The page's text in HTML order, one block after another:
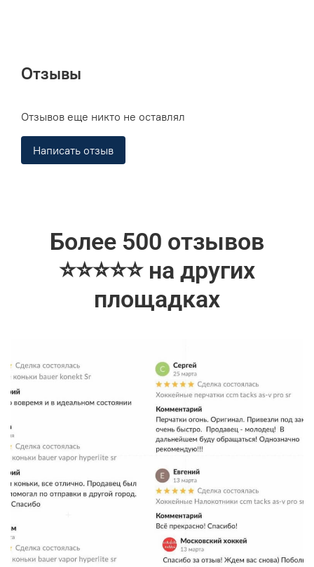
Защита шеи:
Отзывы
Отзывов еще никто не оставлял
Написать отзыв
Более 500 отзывов
⭐⭐⭐⭐⭐ на других
площадках